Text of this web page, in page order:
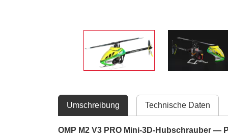
Umschreibung Technische Daten
OMP M2 V3 PRO Mini-3D-Hubschrauber —